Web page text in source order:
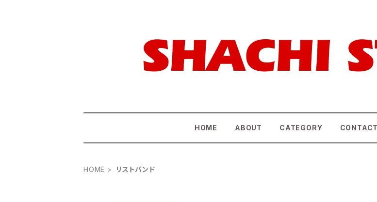
HOME ABOUT CATEGORY CONTACT
HOME リストバンド